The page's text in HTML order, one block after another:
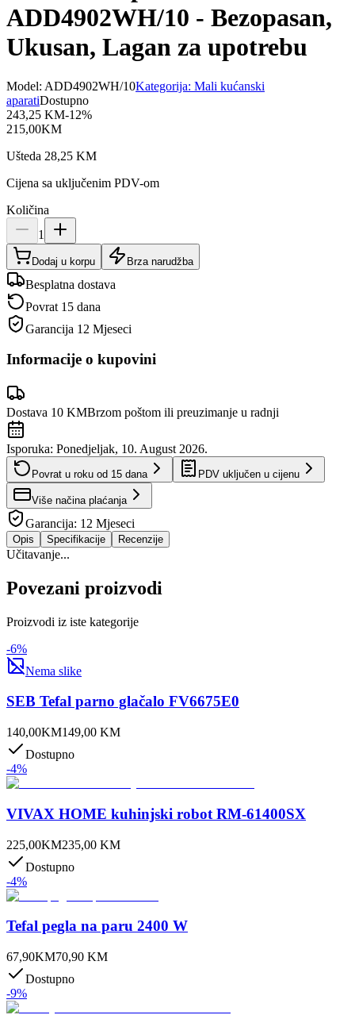
ADD4902WH/10 - Bezopasan,
Ukusan, Lagan za upotrebu
Model: ADD4902WH/10Kategorija: Mali kućanski
aparatiDostupno
243,25 KM-12%
215,00KM
Ušteda 28,25 KM
Cijena sa uključenim PDV-om
Količina
1
Dodaj u korpu Brza narudžba
Besplatna dostava
Povrat 15 dana
Garancija 12 Mjeseci
Informacije o kupovini
Dostava 10 KMBrzom poštom ili preuzimanje u radnji
Isporuka: Ponedjeljak, 10. August 2026.
Povrat u roku od 15 dana PDV uključen u cijenu
Više načina plaćanja
Garancija: 12 Mjeseci
Opis Specifikacije Recenzije
Učitavanje...
Povezani proizvodi
Proizvodi iz iste kategorije
-6%
Nema slike
SEB Tefal parno glačalo FV6675E0
140,00KM149,00 KM
Dostupno
-4%
VIVAX HOME kuhinjski robot RM-61400SX
225,00KM235,00 KM
Dostupno
-4%
Tefal pegla na paru 2400 W
67,90KM70,90 KM
Dostupno
-9%